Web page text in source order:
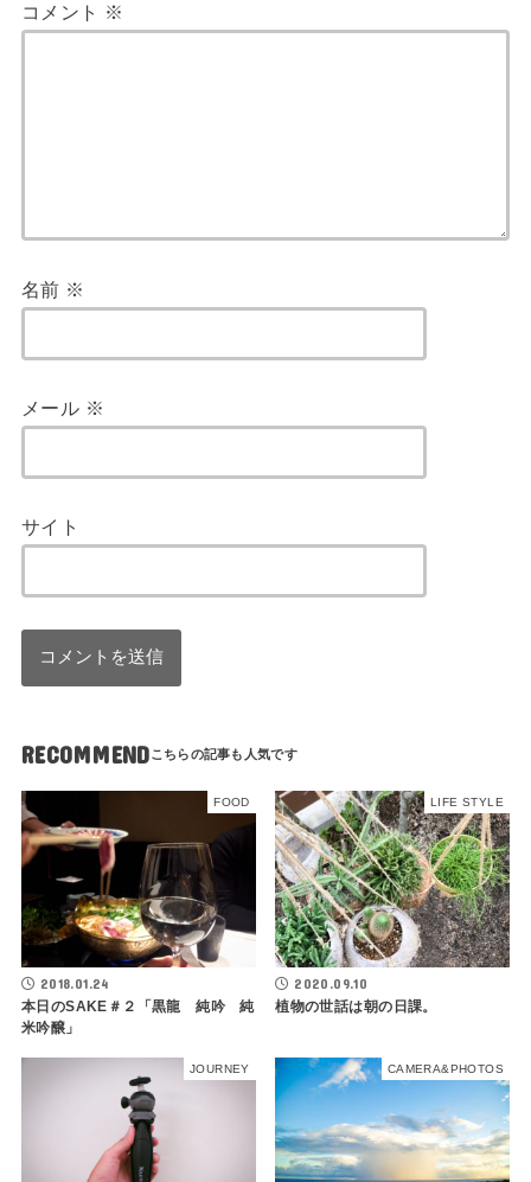
コメント ※
名前 ※
メール ※
サイト
RECOMMEND
FOOD
2018.01.24
本日のSAKE＃２「黒龍 純吟 純
米吟醸」
LIFE STYLE
2020.09.10
植物の世話は朝の日課。
JOURNEY CAMERA&PHOTOS